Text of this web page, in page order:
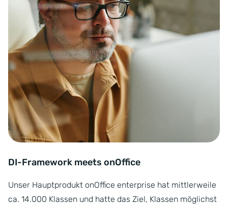
DI-Framework meets onOffice
Unser Hauptprodukt onOffice enterprise hat mittlerweile
ca. 14.000 Klassen und hatte das Ziel, Klassen möglichst